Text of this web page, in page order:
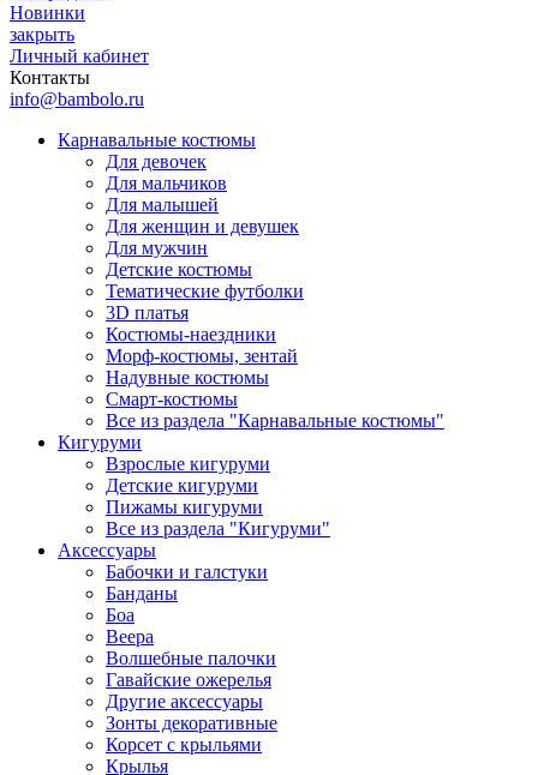
Новинки
закрыть
Личный кабинет
Контакты
info@bambolo.ru
Карнавальные костюмы
Для девочек
Для мальчиков
Для малышей
Для женщин и девушек
Для мужчин
Детские костюмы
Тематические футболки
3D платья
Костюмы-наездники
Морф-костюмы, зентай
Надувные костюмы
Смарт-костюмы
Все из раздела "Карнавальные костюмы"
Кигуруми
Взрослые кигуруми
Детские кигуруми
Пижамы кигуруми
Все из раздела "Кигуруми"
Аксессуары
Бабочки и галстуки
Банданы
Боа
Веера
Волшебные палочки
Гавайские ожерелья
Другие аксессуары
Зонты декоративные
Корсет с крыльями
Крылья